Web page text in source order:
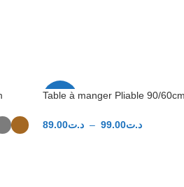
-38%
Table à manger Pliable 90/60cm
د.ت89.00 – د.ت99.00